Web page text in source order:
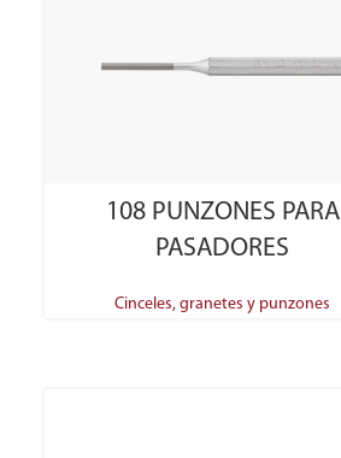
108 PUNZONES PARA
PASADORES
Cinceles, granetes y punzones